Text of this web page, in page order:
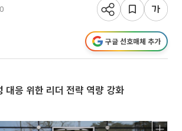
구글 선호매체 추가
대응 위한 리더 전략 역량 강화